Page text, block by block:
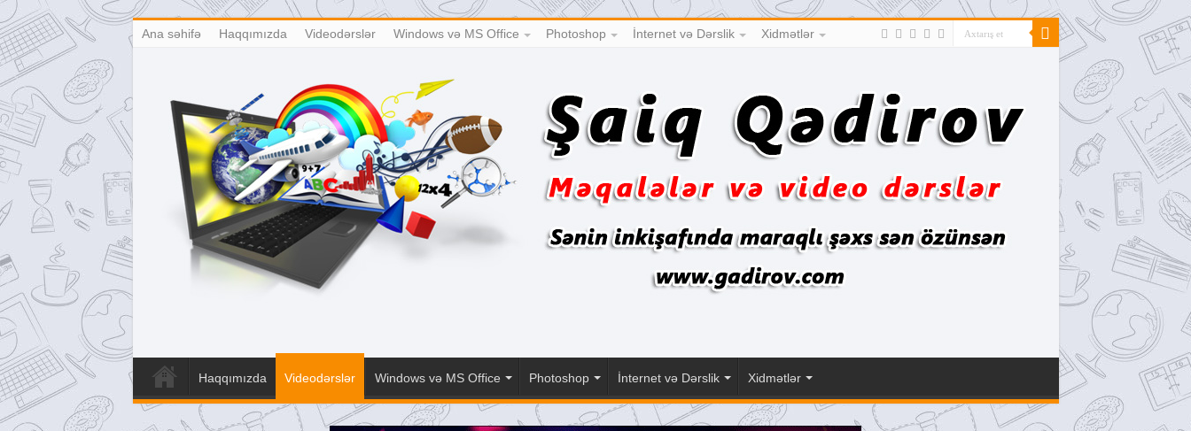
Ana səhifə Haqqımızda Videodərslər Windows və MS Office Photoshop İnternet və Dərslik Xidmətlər
Haqqımızda Videodərslər Windows və MS Office Photoshop İnternet və Dərslik Xidmətlər